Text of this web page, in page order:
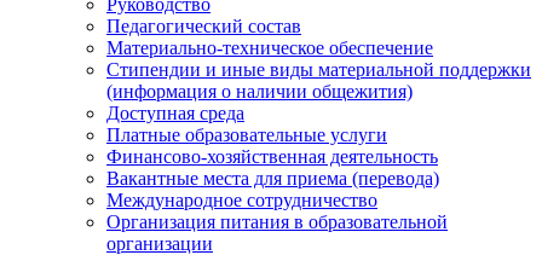
Руководство
Педагогический состав
Материально-техническое обеспечение
Стипендии и иные виды материальной поддержки
(информация о наличии общежития)
Доступная среда
Платные образовательные услуги
Финансово-хозяйственная деятельность
Вакантные места для приема (перевода)
Международное сотрудничество
Организация питания в образовательной
организации